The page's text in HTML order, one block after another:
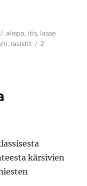
Avainsanat
alepa, itis, lasse
, rasistit
2
kärsivien